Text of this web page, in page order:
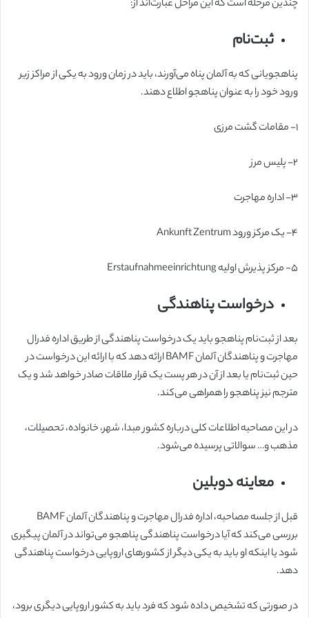
چندین مرحله است که این مراحل عبارت‌اند از:‌
ثبت‌نام
پناهجویانی که به آلمان پناه می‌آورند، باید در زمان ورود به یکی از مراکز زیر
ورود خود را به عنوان پناهجو اطلاع دهند.
۱- مقامات گشت مرزی
۲- پلیس مرز
۳- اداره مهاجرت
۴- یک مرکز ورود Ankunft Zentrum
۵- مرکز پذیرش اولیه Erstaufnahmeeinrichtung
درخواست پناهندگی
بعد از ثبت‌نام پناهجو باید یک درخواست پناهندگی از طریق اداره فدرال
مهاجرت و پناهندگان آلمان BAMF ارائه دهد که با ارائه این درخواست در
حین ثبت‌نام یا بعد از آن در هر پست یک قرار ملاقات صادر خواهد شد و یک
مترجم نیز پناهجو را همراهی می‌کند.
در این مصاحبه اطلاعات کلی درباره کشور مبدا، شهر، خانواده، تحصیلات،
مذهب و… سوالاتی پرسیده می‌شود.
معاینه دوبلین
قبل از جلسه مصاحبه، اداره فدرال مهاجرت و پناهندگان آلمان BAMF
بررسی می‌کند که آیا درخواست پناهندگی پناهجو می‌تواند در آلمان پیگیری
شود یا اینکه او باید به یکی دیگر از کشورهای اروپایی درخواست پناهندگی
دهد.
در صورتی که تشخیص داده شود که فرد باید به کشور اروپایی دیگری برود،